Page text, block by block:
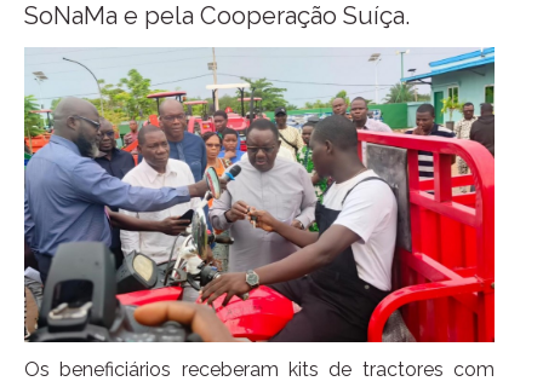
SoNaMa e pela Cooperação Suíça.
Os beneficiários receberam kits de tractores com